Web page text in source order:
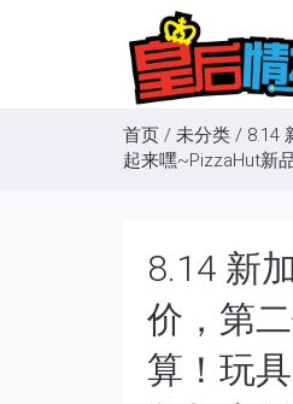
首页 / 未分类 / 8.14
起来嘿~PizzaHut新
8.14 新
价，第
算！玩